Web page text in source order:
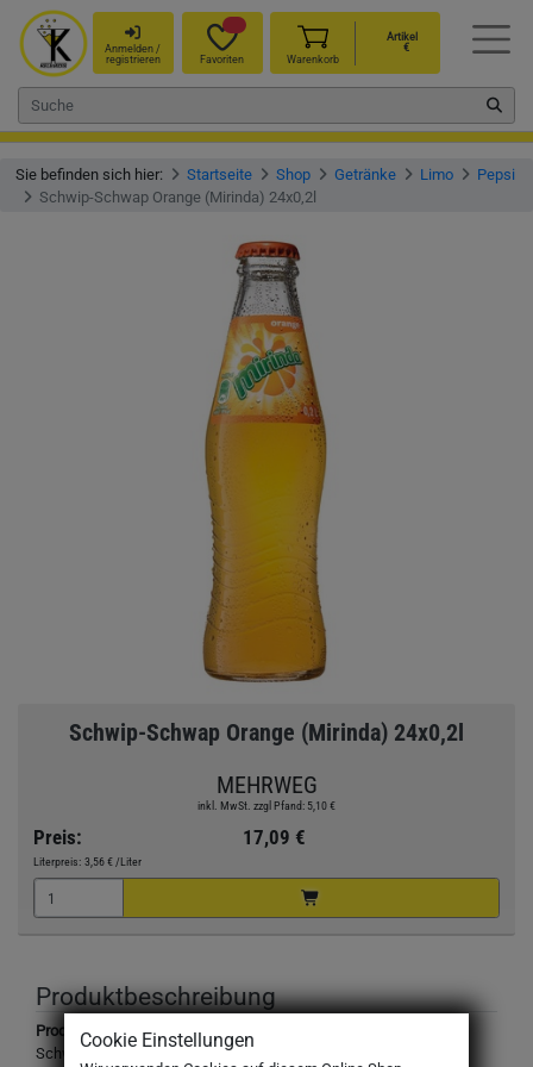
Anmelden /
registrieren
Favoriten Warenkorb
Artikel
€
Sie befinden sich hier: Startseite Shop Getränke Limo
Pepsi
Schwip-Schwap Orange (Mirinda) 24x0,2l
Schwip-Schwap Orange (Mirinda) 24x0,2l
MEHRWEG
inkl. MwSt. zzgl Pfand: 5,10 €
Preis: 17,09 €
Literpreis: 3,56 € /Liter
Produktbeschreibung
Produktbezeichnung:
Schwip-Schwap Orange
Cookie Einstellungen